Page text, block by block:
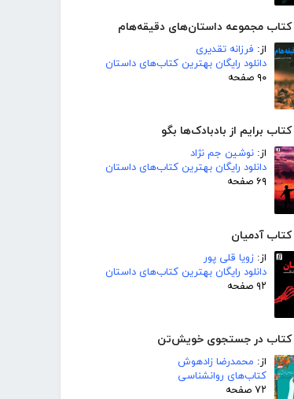
کتاب مجموعه داستان‌های دقیقه‌هام
از: فرزانه تقدیری
دانلود رایگان بهترین کتاب‌های داستان
۹۰ صفحه
کتاب برایم از بادبادک‌ها بگو
از: نوشین جم نژاد
دانلود رایگان بهترین کتاب‌های داستان
۶۹ صفحه
کتاب آدمیان
از: زویا قلی پور
دانلود رایگان بهترین کتاب‌های داستان
۹۲ صفحه
کتاب در جستجوی خویش‌تن
از: محمدرضا زادهوش
کتاب‌های روانشناسی
۷۲ صفحه